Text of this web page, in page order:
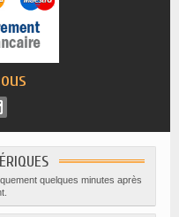
quelques minutes après